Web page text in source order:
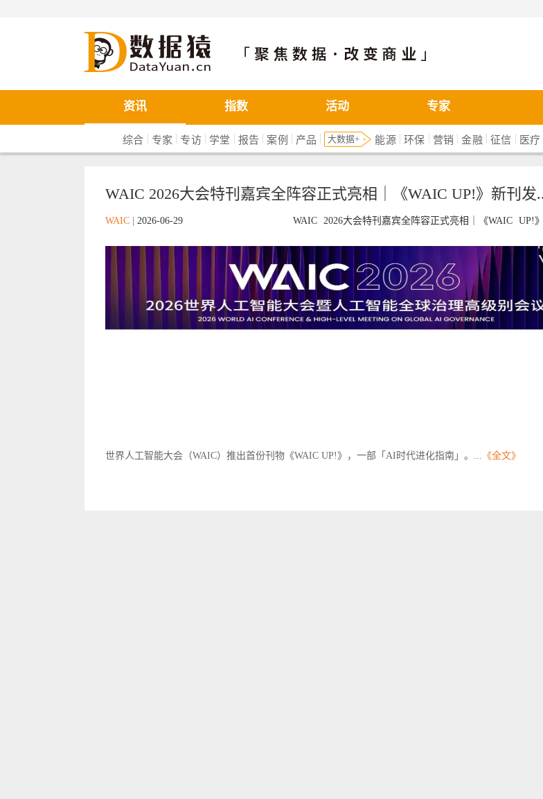
数据猿
资讯 指数 活动 专家
综合 | 专家 |专访| 学堂 | 报告 | 案例 | 产品 | 大数据+ 能源 |环保 | 营销 |金融 |征信 | 医疗
WAIC 2026大会特刊嘉宾全阵容正式亮相｜《WAIC UP!》新刊发
WAIC 2026大会特刊嘉宾全阵容正式亮相｜《WAIC UP!
WAIC 2026-06-29
世界人工智能大会（WAIC）推出首份刊物《WAIC UP!》，一部「AI时代进化指南」。... 《全文》